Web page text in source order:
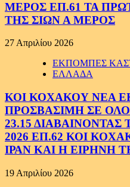
ΜΕΡΟΣ ΕΠ.61 ΤΑ
ΤΗΣ ΣΙΩΝ Α ΜΕΡΟΣ
27 Απριλίου 2026
ΕΚΠΟΜΠΕΣ
ΕΛΛΑΔΑ
ΚΟΙ ΚΟΧΑΚΟΥ ΝΕΑ
ΠΡΟΣΒΑΣΙΜΗ ΣΕ
23.15
2026 ΕΠ.62 ΚΟΙ
ΙΡΑΝ ΚΑΙ Η ΕΙΡΗΝΗ
19 Απριλίου 2026